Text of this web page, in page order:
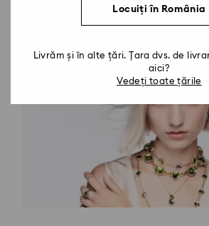
Produse evidențiate Locuiți în România
Livrăm și în alte țări. Țara dvs. de
aici?
Vedeți toate țările